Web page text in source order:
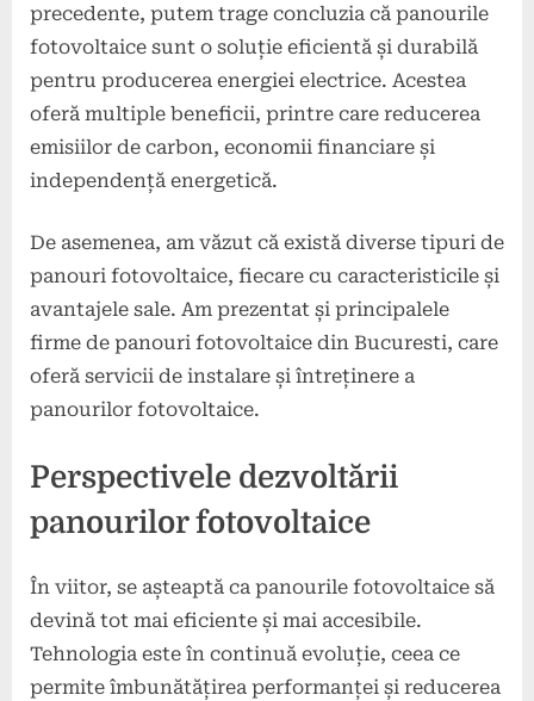
precedente, putem trage concluzia că panourile
fotovoltaice sunt o soluție eficientă și durabilă
pentru producerea energiei electrice. Acestea
oferă multiple beneficii, printre care reducerea
emisiilor de carbon, economii financiare și
independență energetică.
De asemenea, am văzut că există diverse tipuri de
panouri fotovoltaice, fiecare cu caracteristicile și
avantajele sale. Am prezentat și principalele
firme de panouri fotovoltaice din Bucuresti, care
oferă servicii de instalare și întreținere a
panourilor fotovoltaice.
Perspectivele dezvoltării
panourilor fotovoltaice
În viitor, se așteaptă ca panourile fotovoltaice să
devină tot mai eficiente și mai accesibile.
Tehnologia este în continuă evoluție, ceea ce
permite îmbunătățirea performanței și reducerea